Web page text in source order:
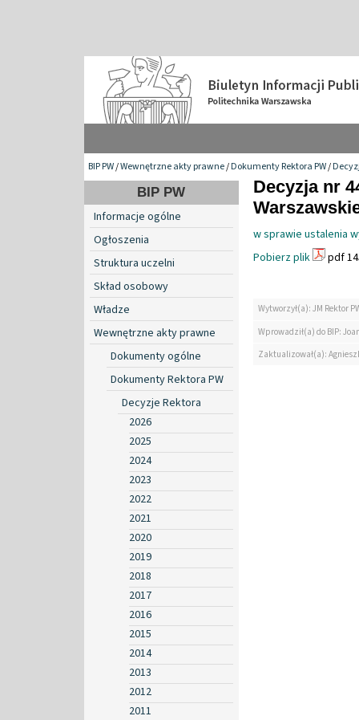
BIP PW/Wewnętrzne akty prawne/Dokumenty Rektora PW/
BIP PW
Informacje ogólne
Ogłoszenia
Struktura uczelni
Skład osobowy
Władze
Wewnętrzne akty prawne
Dokumenty ogólne
Dokumenty Rektora PW
Decyzje Rektora
2026
2025
2024
2023
2022
2021
2020
2019
2018
2017
2016
2015
2014
2013
2012
2011
Decyzja nr
w sprawie ustalenia
Pobierz plik
pdf
Wytworzył(a): JM Rektor
Wprowadził(a) do BIP:
Zaktualizował(a):